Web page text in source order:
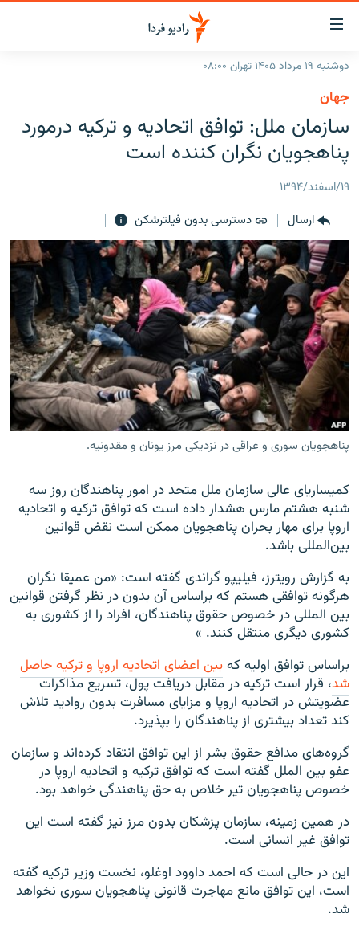
لینک‌های
قابلیت
دسترسی
بازگشت
منوی
اصلی
رفتن
صفحه
جستجو
ایران
جهان
رادیو
برنامه‌های رادیویی
فرکانس‌ها
چندرسانه‌ای
گزارش‌های تصویری
گزارش‌های ویدئویی
زنان فردا
English
به ما بپیوندید
زبان‌های دیگر
دوشنبه ۱۹ مرداد ۱۴۰۵ تهران ۰۸:۰۰
جهان
سازمان ملل: توافق اتحادیه و ترکیه درمورد
پناهجویان نگران کننده است
۱۹/اسفند/۱۳۹۴
ارسال
دسترسی بدون فیلترشکن
پناهجویان سوری و عراقی در نزدیکی مرز یونان و مقدونیه.
کمیساریای عالی سازمان ملل متحد در امور پناهندگان روز سه
شنبه هشتم مارس هشدار داده است که توافق ترکیه و اتحادیه
اروپا برای مهار بحران پناهجویان ممکن است نقض قوانین
بین‌المللی باشد.
به گزارش رویترز، فیلیپو گراندی گفته است: «من عمیقا نگران
هرگونه توافقی هستم که براساس آن بدون در نظر گرفتن قوانین
بین المللی در خصوص حقوق پناهندگان، افراد را از کشوری به
کشوری دیگری منتقل کنند. »
براساس توافق اولیه کهبین اعضای اتحادیه اروپا و ترکیه حاصل
شد، قرار است ترکیه در مقابل دریافت پول، تسریع مذاکرات
عضویتش در اتحادیه اروپا و مزایای مسافرت بدون روادید تلاش
کند تعداد بیشتری از پناهندگان را بپذیرد.
گروه‌های مدافع حقوق بشر از این توافق انتقاد کرده‌اند و سازمان
عفو بین الملل گفته است که توافق ترکیه و اتحادیه اروپا در
خصوص پناهجویان تیر خلاص به حق پناهندگی خواهد بود.
در همین زمینه، سازمان پزشکان بدون مرز نیز گفته است این
توافق غیر انسانی است.
این در حالی است که احمد داوود اوغلو، نخست وزیر ترکیه گفته
است، این توافق مانع مهاجرت قانونی پناهجویان سوری نخواهد
شد.